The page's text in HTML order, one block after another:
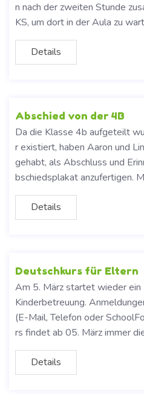
n nach der zweiten Stunde
KS, um dort in der Aula zu
Details
Abschied von der 4B
Da die Klasse 4b aufgeteilt
r existiert, haben Aaron und
gehabt, als Abschluss und
bschiedsplakat anzufertigen.
Details
Deutschkurs für Eltern
Am 5. März startet wieder
Kinderbetreuung.
(E-Mail, Telefon oder
rs findet ab 05. März immer
Details